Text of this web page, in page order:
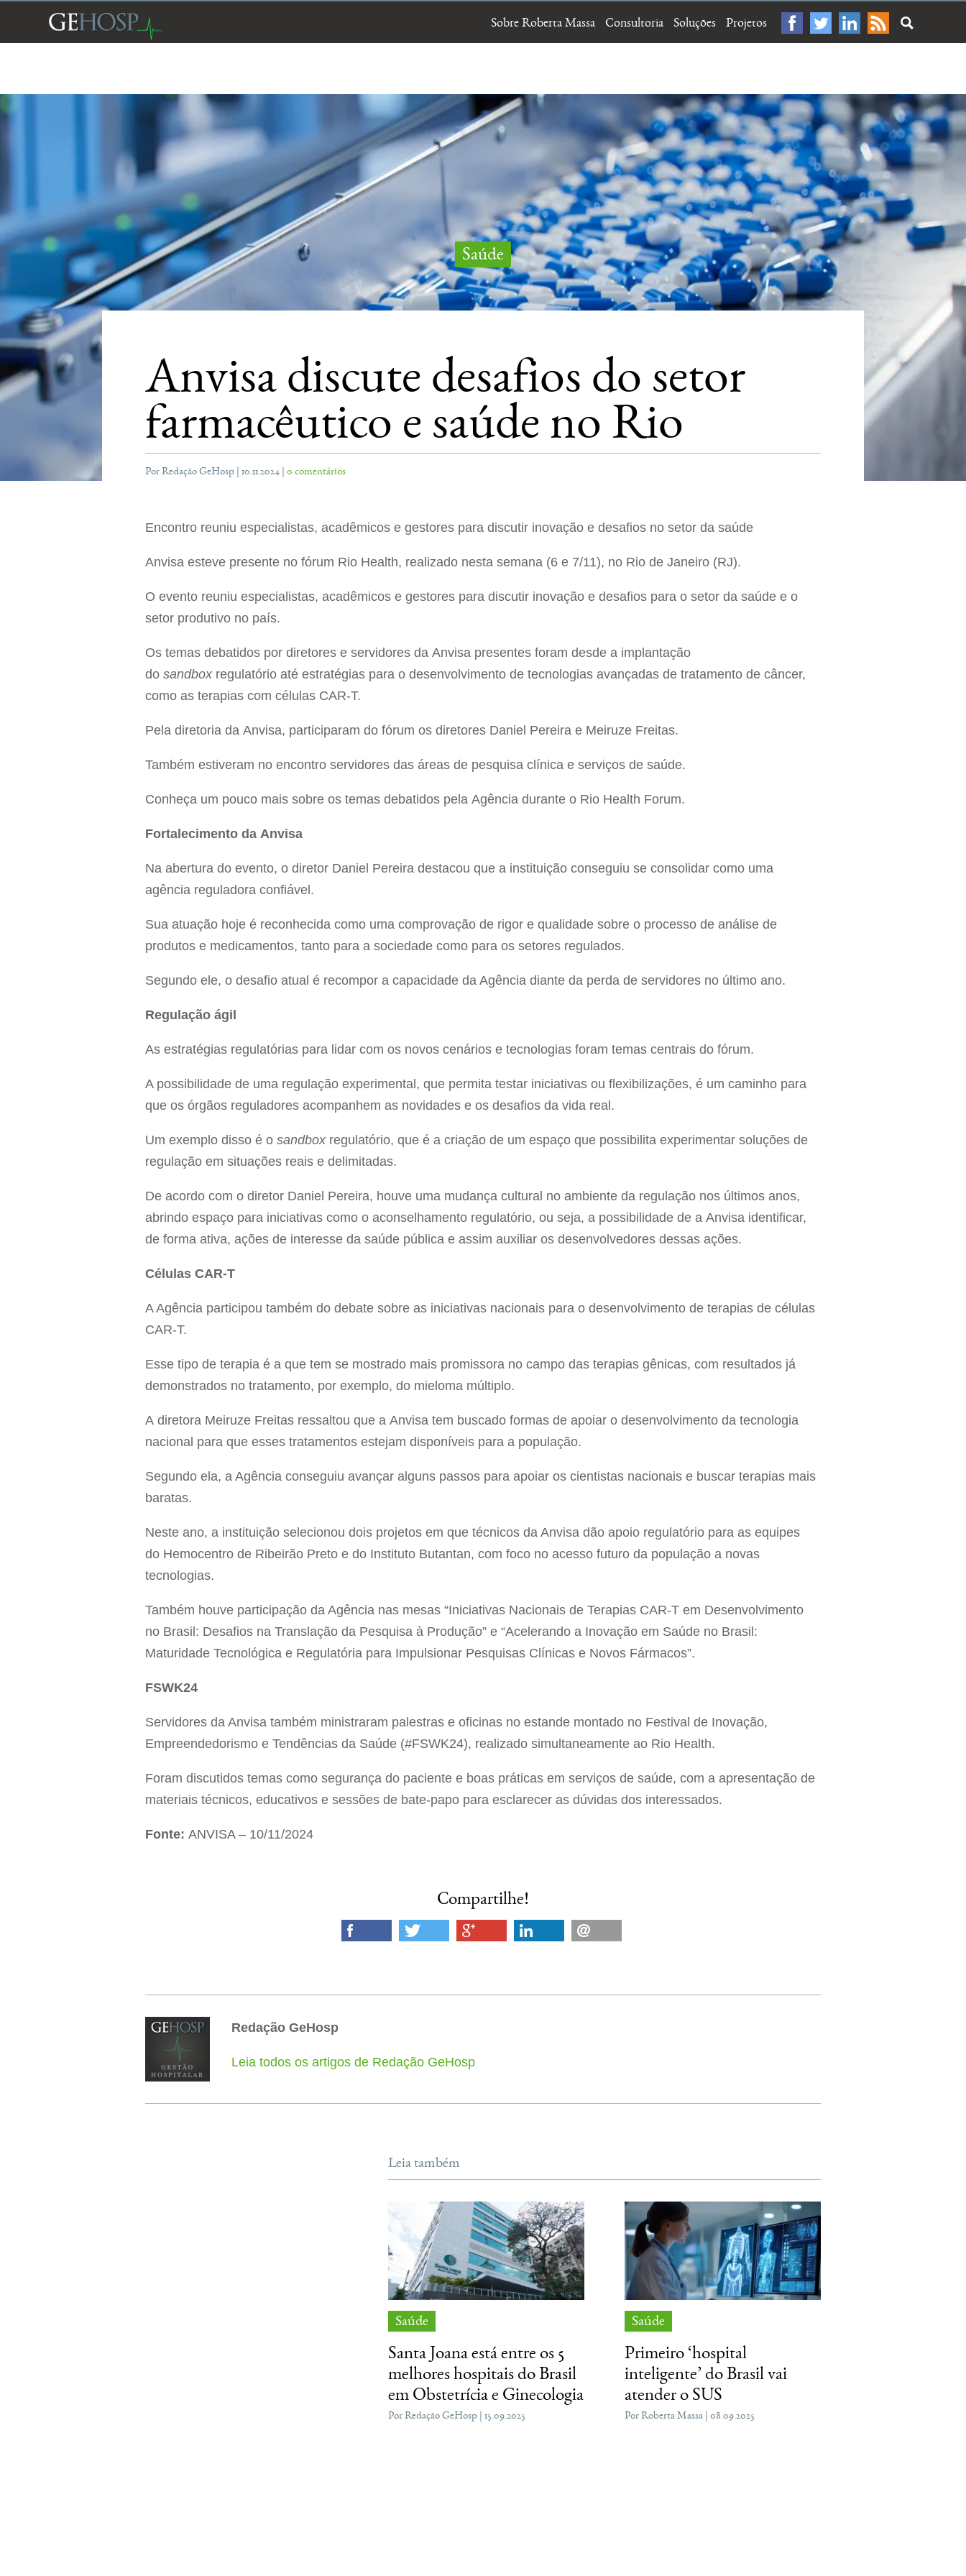
Sobre Roberta Massa Consultoria Soluções Projetos
Saúde
Anvisa discute desafios do setor
farmacêutico e saúde no Rio
Por Redação GeHosp | 10.11.2024 | 0 comentários
Encontro reuniu especialistas, acadêmicos e gestores para discutir inovação e desafios no setor da saúde
Anvisa esteve presente no fórum Rio Health, realizado nesta semana (6 e 7/11), no Rio de Janeiro (RJ).
O evento reuniu especialistas, acadêmicos e gestores para discutir inovação e desafios para o setor da saúde e o
setor produtivo no país.
Os temas debatidos por diretores e servidores da Anvisa presentes foram desde a implantação
do sandboxregulatório até estratégias para o desenvolvimento de tecnologias avançadas de tratamento de câncer,
como as terapias com células CAR-T.
Pela diretoria da Anvisa, participaram do fórum os diretores Daniel Pereira e Meiruze Freitas.
Também estiveram no encontro servidores das áreas de pesquisa clínica e serviços de saúde.
Conheça um pouco mais sobre os temas debatidos pela Agência durante o Rio Health Forum.
Fortalecimento da Anvisa
Na abertura do evento, o diretor Daniel Pereira destacou que a instituição conseguiu se consolidar como uma
agência reguladora confiável.
Sua atuação hoje é reconhecida como uma comprovação de rigor e qualidade sobre o processo de análise de
produtos e medicamentos, tanto para a sociedade como para os setores regulados.
Segundo ele, o desafio atual é recompor a capacidade da Agência diante da perda de servidores no último ano.
Regulação ágil
As estratégias regulatórias para lidar com os novos cenários e tecnologias foram temas centrais do fórum.
A possibilidade de uma regulação experimental, que permita testar iniciativas ou flexibilizações, é um caminho para
que os órgãos reguladores acompanhem as novidades e os desafios da vida real.
Um exemplo disso é o sandboxregulatório, que é a criação de um espaço que possibilita experimentar soluções de
regulação em situações reais e delimitadas.
De acordo com o diretor Daniel Pereira, houve uma mudança cultural no ambiente da regulação nos últimos anos,
abrindo espaço para iniciativas como o aconselhamento regulatório, ou seja, a possibilidade de a Anvisa identificar,
de forma ativa, ações de interesse da saúde pública e assim auxiliar os desenvolvedores dessas ações.
Células CAR-T
A Agência participou também do debate sobre as iniciativas nacionais para o desenvolvimento de terapias de células
CAR-T.
Esse tipo de terapia é a que tem se mostrado mais promissora no campo das terapias gênicas, com resultados já
demonstrados no tratamento, por exemplo, do mieloma múltiplo.
A diretora Meiruze Freitas ressaltou que a Anvisa tem buscado formas de apoiar o desenvolvimento da tecnologia
nacional para que esses tratamentos estejam disponíveis para a população.
Segundo ela, a Agência conseguiu avançar alguns passos para apoiar os cientistas nacionais e buscar terapias mais
baratas.
Neste ano, a instituição selecionou dois projetos em que técnicos da Anvisa dão apoio regulatório para as equipes
do Hemocentro de Ribeirão Preto e do Instituto Butantan, com foco no acesso futuro da população a novas
tecnologias.
Também houve participação da Agência nas mesas “Iniciativas Nacionais de Terapias CAR-T em Desenvolvimento
no Brasil: Desafios na Translação da Pesquisa à Produção” e “Acelerando a Inovação em Saúde no Brasil:
Maturidade Tecnológica e Regulatória para Impulsionar Pesquisas Clínicas e Novos Fármacos”.
FSWK24
Servidores da Anvisa também ministraram palestras e oficinas no estande montado no Festival de Inovação,
Empreendedorismo e Tendências da Saúde (#FSWK24), realizado simultaneamente ao Rio Health.
Foram discutidos temas como segurança do paciente e boas práticas em serviços de saúde, com a apresentação de
materiais técnicos, educativos e sessões de bate-papo para esclarecer as dúvidas dos interessados.
Fonte: ANVISA – 10/11/2024
Compartilhe!
Redação GeHosp
Leia todos os artigos de Redação GeHosp
Leia também
Saúde
Santa Joana está entre os 5
melhores hospitais do Brasil
em Obstetrícia e Ginecologia
Por Redação GeHosp | 15.09.2025
Saúde
Primeiro ‘hospital
inteligente’ do Brasil vai
atender o SUS
Por Roberta Massa | 08.09.2025